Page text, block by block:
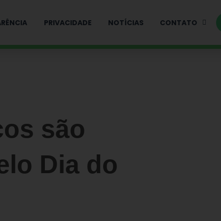
PRIVACIDADE NOTÍCIAS CONTATO
são
Dia do